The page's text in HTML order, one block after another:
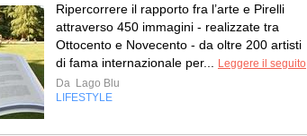
Ripercorrere il rapporto fra l’arte e Pirelli
attraverso 450 immagini - realizzate tra
Ottocento e Novecento - da oltre 200 artisti
di fama internazionale per...
Leggere il seguito
Da Lago Blu
LIFESTYLE